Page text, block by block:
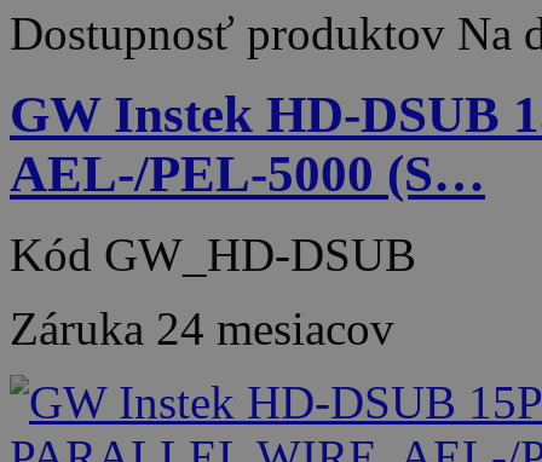
Dostupnosť produktov Na
GW Instek HD-DSUB
AEL-/PEL-5000 (S…
Kód GW_HD-DSUB
Záruka 24 mesiacov